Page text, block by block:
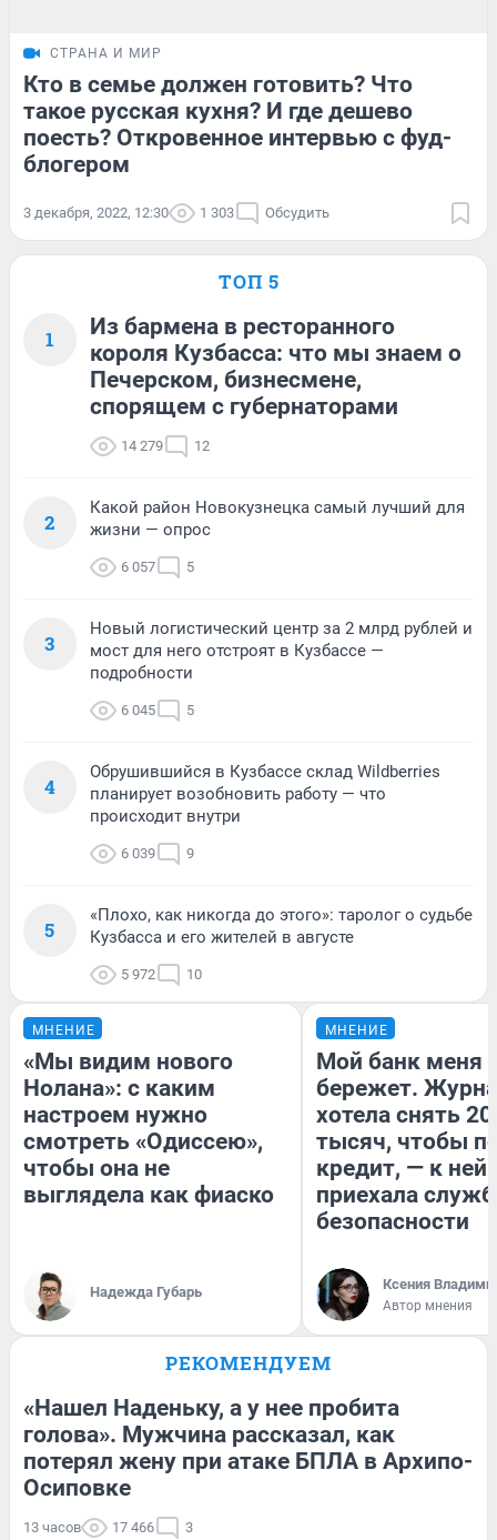
СТРАНА И МИР
Кто в семье должен готовить? Что
такое русская кухня? И где дешево
поесть? Откровенное интервью с фуд-
блогером
3 декабря, 2022, 12:30 1 303 Обсудить
ТОП 5
1
Из бармена в ресторанного
короля Кузбасса: что мы знаем о
Печерском, бизнесмене,
спорящем с губернаторами
14 279 12
2
Какой район Новокузнецка самый лучший для
жизни — опрос
6 057 5
3
Новый логистический центр за 2 млрд рублей и
мост для него отстроят в Кузбассе —
подробности
6 045 5
4
Обрушившийся в Кузбассе склад Wildberries
планирует возобновить работу — что
происходит внутри
6 039 9
5
«Плохо, как никогда до этого»: таролог о судьбе
Кузбасса и его жителей в августе
5 972 10
МНЕНИЕ
«Мы видим нового
Нолана»: с каким
настроем нужно
смотреть «Одиссею»,
чтобы она не
выглядела как фиаско
Надежда Губарь
МНЕНИЕ
Мой банк меня
бережет.
хотела снять
тысяч, чтобы
кредит, — к
приехала
безопасности
Ксения
Автор мнения
РЕКОМЕНДУЕМ
«Нашел Наденьку, а у нее пробита
голова». Мужчина рассказал, как
потерял жену при атаке БПЛА в Архипо-
Осиповке
13 часов 17 466 3